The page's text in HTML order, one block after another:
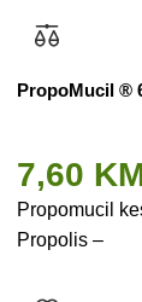
PropoMucil ®
7,60
Propomucil
Propolis –